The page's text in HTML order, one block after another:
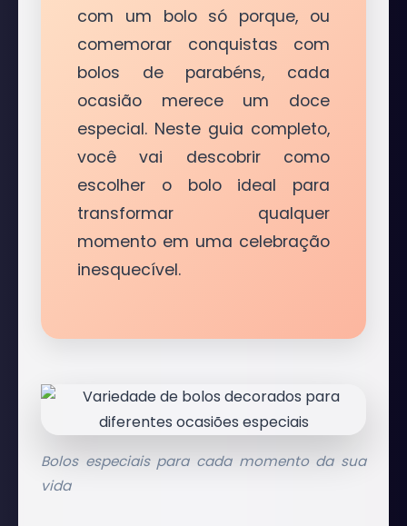
com um bolo só porque, ou
comemorar conquistas com
bolos de parabéns, cada
ocasião merece um doce
especial. Neste guia completo,
você vai descobrir como
escolher o bolo ideal para
transformar qualquer
momento em uma celebração
inesquecível.
Bolos especiais para cada momento da sua
vida